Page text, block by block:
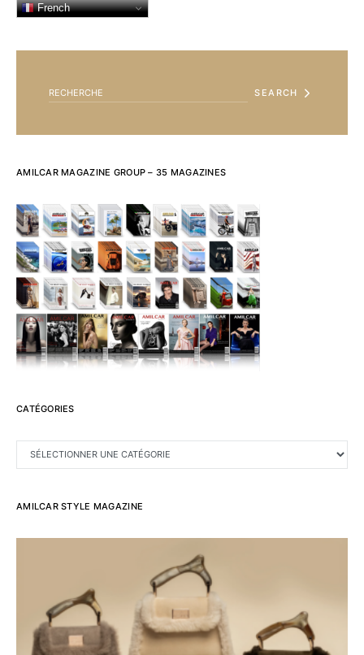
French
SEARCH
AMILCAR MAGAZINE GROUP – 35 MAGAZINES
CATÉGORIES
CATÉGORIES
AMILCAR STYLE MAGAZINE